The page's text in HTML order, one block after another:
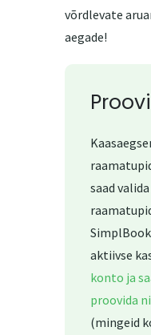
võrdlevate
aegade!
saad
aktiivse
konto ja
proovida
(mingeid